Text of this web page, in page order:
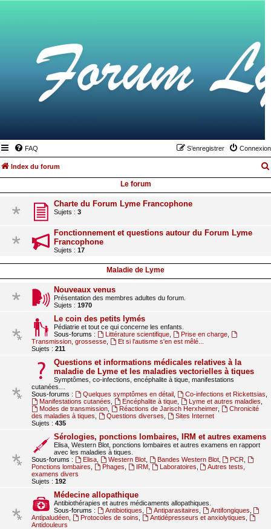
FAQ Connexion
S’enregistrer
Index du forum
Le forum
Charte du Forum Lyme Francophone
Sujets : 3
Fonctionnement et questions autour du Forum Lyme
Francophone
Sujets : 17
Maladie de Lyme
Nouveaux venus
Présentation des membres adultes du forum.
Sujets : 1970
Le coin des petits lymés
Pédiatrie et tout ce qui concerne les enfants.
Sous-forums :
Littérature scientifique, Prise en charge,
Transmission, grossesse
Et si l'autisme s'en est mêlé...
Sujets : 211
Questions et informations médicales relatives à la
maladie de Lyme et les maladies vectorielles à tiques
Symptômes, co-infections, encéphalite à tique, manifestations
cutanées…
Sous-forums :
Quelques symptômes en détail, Co-infections et Rickettsias
Manifestations cutanées
Encéphalite à tique, Lyme et autres maladies
Modes de transmission, Réactions de Jarisch Herxheimer,
Chronicité
des maladies à tiques
Questions diverses
Sites Internet
Sujets : 435
Sérologies, ponctions lombaires, IRM et autres examens
Elisa, Western Blot, ponctions lombaires et autres examens en rapport
avec les maladies à tiques.
Sous-forums :
Elisa, Western Blot, Bandes Western Blot, PCR
Ponctions lombaires
Phages IRM, Laboratoires
Autres tests,
examens divers
Sujets : 192
Médecine allopathique
Antibiothérapies et autres médicaments allopathiques.
Sous-forums :
Antibiotiques Antiparasitaires Antifongiques
Antipaludéen
Protocoles de soins Antidépresseurs et anxiolytiques
Antidouleurs